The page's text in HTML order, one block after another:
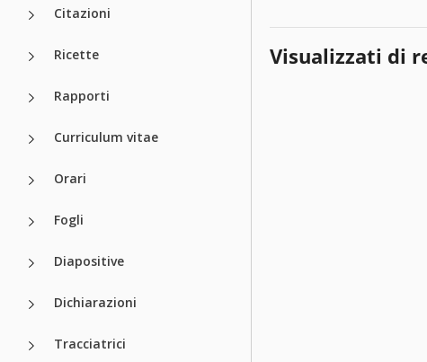
Citazioni
Ricette
Rapporti
Curriculum vitae
Orari
Fogli
Diapositive
Dichiarazioni
Tracciatrici
Visualizzati di